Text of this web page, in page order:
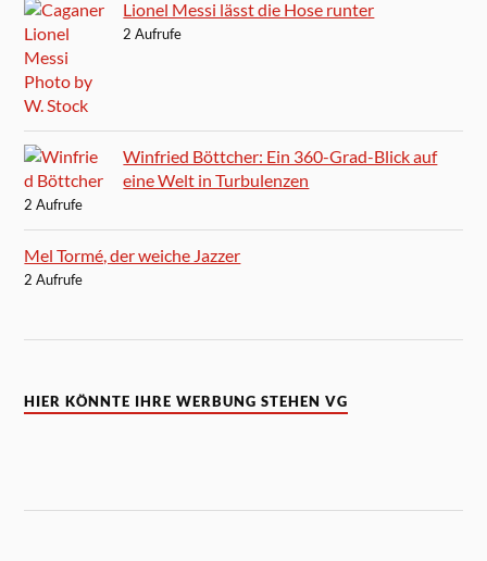
Lionel Messi lässt die Hose runter
2 Aufrufe
Winfried Böttcher: Ein 360-Grad-Blick auf
eine Welt in Turbulenzen
2 Aufrufe
Mel Tormé, der weiche Jazzer
2 Aufrufe
HIER KÖNNTE IHRE WERBUNG STEHEN VG